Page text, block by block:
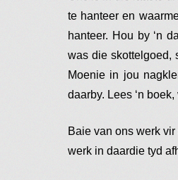
te hanteer en
hanteer. Hou by ‘n
was die skottelgoed,
Moenie in jou
daarby. Lees ‘n
Baie van ons werk
werk in daardie tyd